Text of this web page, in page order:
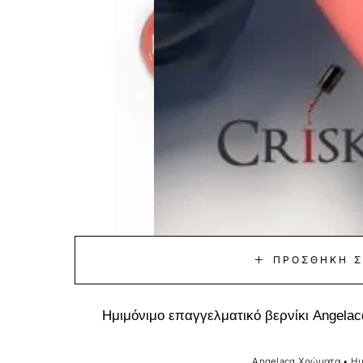
ΠΡΟΣΘΉΚΗ
Ημιμόνιμο επαγγελματικό βερνίκι